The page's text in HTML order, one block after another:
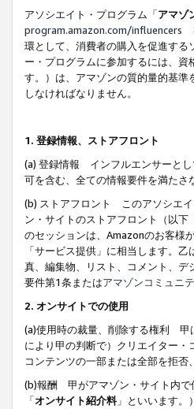
アソシエイト・プログラム「アマゾ
program.amazon.com/influencers
環として、消費者の購入を促進す
ー・プログラムに参加するには、
す。）は、アマゾンの質的量的基準
しなければなりません。
1. 登録情報、ストアフロント
(a) 登録情報 インフルエンサーとし
可を含む、全ての情報要件を満たさ
(b) ストアフロント このアソシエイ
ン・サイトのストアフロント（以下
のセッションは、Amazonのお客様
「サービス提供」に相当します。
真、編集物、リスト、コメント、
要件第1条またはアマゾンコミュニ
2. オンサイトでの使用
(a)使用時の裁量、削除する権利 甲
により甲の判断で）クリエイター
コンテンツの一部または全部を拒
(b)報酬 甲がアマゾン・サイト内で
「オンサイト紹介料」といいます。